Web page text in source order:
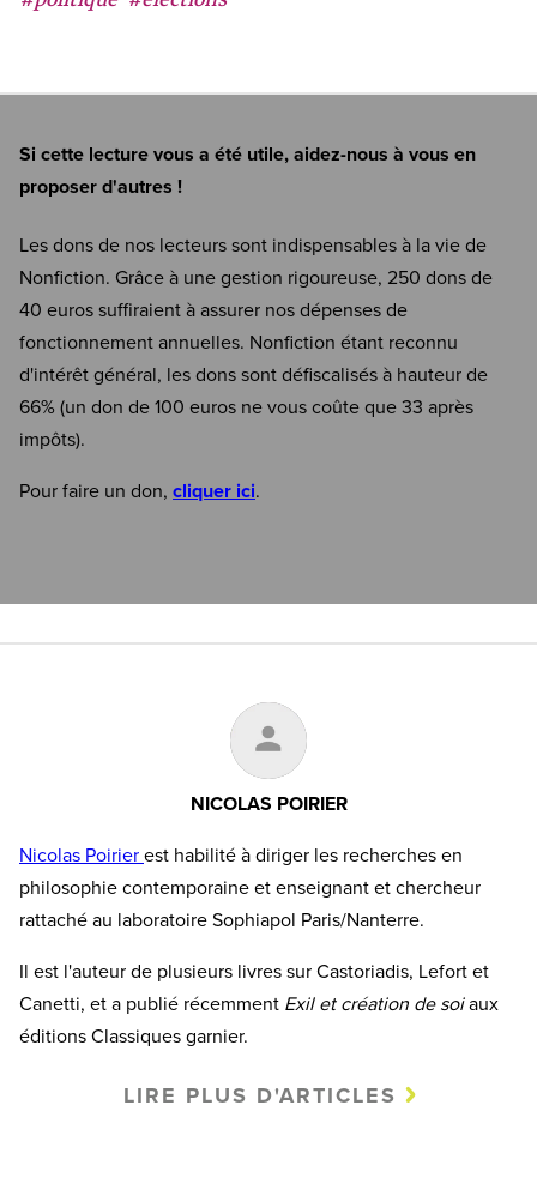
Si cette lecture vous a été utile, aidez-nous à vous en
proposer d'autres !
Les dons de nos lecteurs sont indispensables à la vie de
Nonfiction. Grâce à une gestion rigoureuse, 250 dons de
40 euros suffiraient à assurer nos dépenses de
fonctionnement annuelles. Nonfiction étant reconnu
d'intérêt général, les dons sont défiscalisés à hauteur de
66% (un don de 100 euros ne vous coûte que 33 après
impôts).
Pour faire un don, cliquer ici.
NICOLAS POIRIER
Nicolas Poirier est habilité à diriger les recherches en
philosophie contemporaine et enseignant et chercheur
rattaché au laboratoire Sophiapol Paris/Nanterre.
Il est l'auteur de plusieurs livres sur Castoriadis, Lefort et
Canetti, et a publié récemment Exil et création de soiaux
éditions Classiques garnier.
LIRE PLUS D'ARTICLES